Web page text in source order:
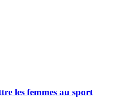
les femmes au sport